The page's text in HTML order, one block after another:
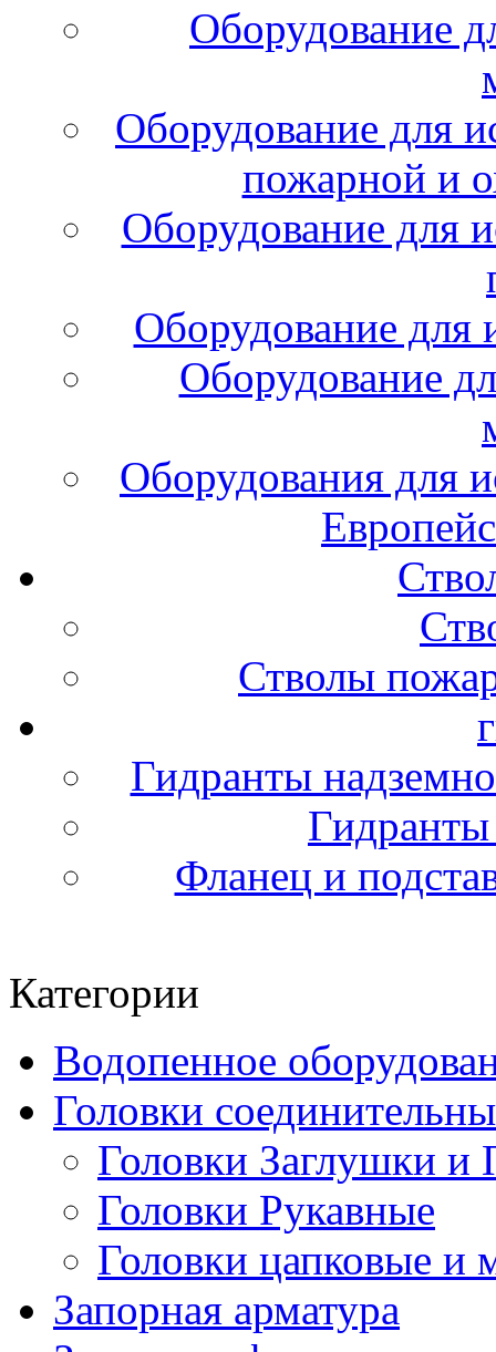
Оборудование
Оборудование для
пожарной и
Оборудование для
Оборудование для
Оборудование
Оборудования для
Стволы
Гидранты
Фланец и
Категории
Водопенное
Головки
Головки Заглушки и
Головки Рукавные
Головки цапковые и
Запорная арматура